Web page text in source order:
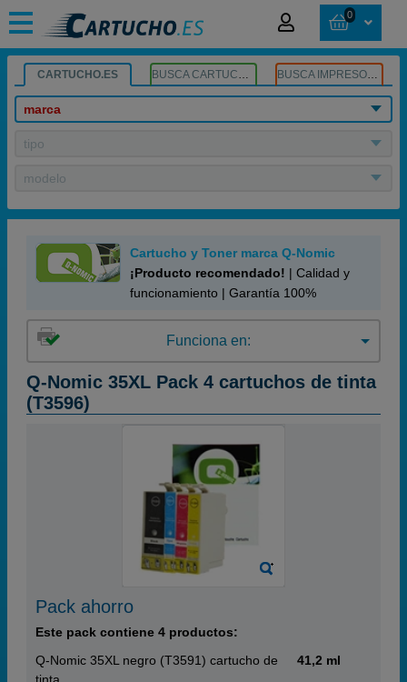
0
CARTUCHO.ES BUSCA CARTUCHOS BUSCA IMPRESORA
marca
tipo
modelo
Cartucho y Toner marca Q-Nomic
¡Producto recomendado! | Calidad y
funcionamiento | Garantía 100%
Funciona en:
Q-Nomic 35XL Pack 4 cartuchos de tinta
(T3596)
Pack ahorro
Este pack contiene 4 productos:
Q-Nomic 35XL negro (T3591) cartucho de
41,2 ml